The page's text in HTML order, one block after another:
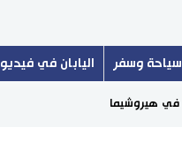
سياحة وسفر اليابان في فيديو
في هيروشيما